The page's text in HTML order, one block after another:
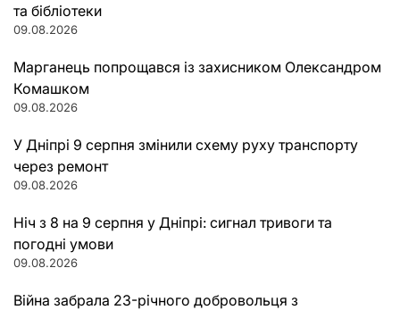
та бібліотеки
09.08.2026
Марганець попрощався із захисником Олександром
Комашком
09.08.2026
У Дніпрі 9 серпня змінили схему руху транспорту
через ремонт
09.08.2026
Ніч з 8 на 9 серпня у Дніпрі: сигнал тривоги та
погодні умови
09.08.2026
Війна забрала 23-річного добровольця з